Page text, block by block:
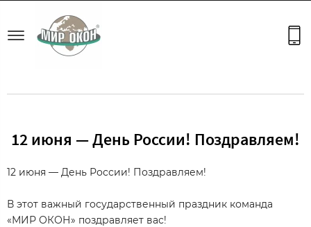
12 июня — День России! Поздравляем!
12 июня — День России! Поздравляем!
В этот важный государственный праздник команда
«МИР ОКОН» поздравляет вас!